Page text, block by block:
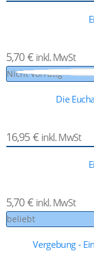
5,70€ inkl. MwSt
Nicht vorrätig
Die
16,95€ inkl. MwSt
5,70€ inkl. MwSt
beliebt
Vergebung -